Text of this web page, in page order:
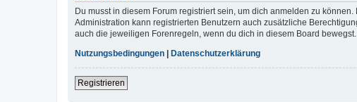
Du musst in diesem Forum registriert sein, um dich anmelden zu
Administration kann registrierten Benutzern auch zusätzliche
auch die jeweiligen Forenregeln, wenn du dich in diesem Board bewegst.
Nutzungsbedingungen
Datenschutzerklärung
Registrieren